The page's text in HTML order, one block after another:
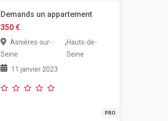
Demands un appartement
350 €
Asnières-sur-
Seine
,Hauts-de-
Seine
11 janvier 2023
PRO